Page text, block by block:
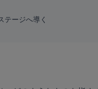
テージへ導く